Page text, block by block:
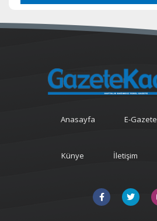
Anasayfa E-Gazete
Künye İletişim